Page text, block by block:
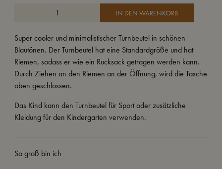
IN DEN WARENKORB
Super cooler und minimalistischer Turnbeutel in schönen
Blautönen. Der Turnbeutel hat eine Standardgröße und hat
Riemen, sodass er wie ein Rucksack getragen werden kann.
Durch Ziehen an den Riemen an der Öffnung, wird die Tasche
oben geschlossen.
Das Kind kann den Turnbeutel für Sport oder zusätzliche
Kleidung für den Kindergarten verwenden.
So groß bin ich